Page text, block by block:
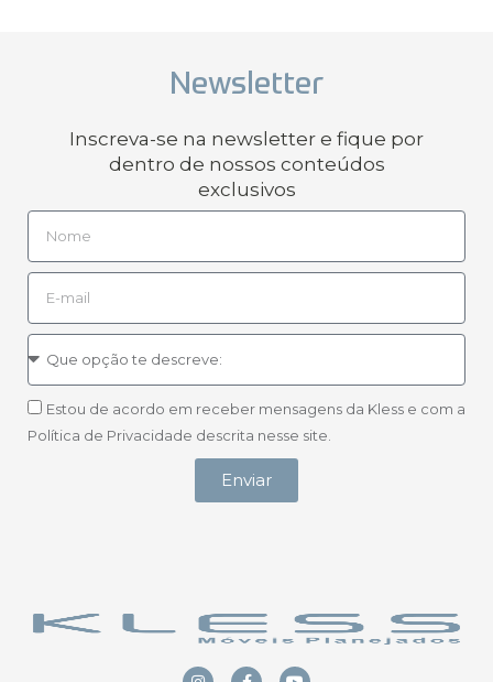
Newsletter
Inscreva-se na newsletter e fique por
dentro de nossos conteúdos
exclusivos
Estou de acordo em receber mensagens da Kless e com a
Política de Privacidade descrita nesse site.
Enviar